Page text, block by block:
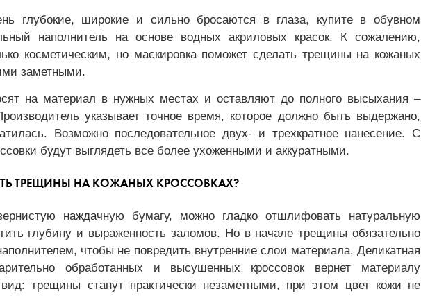
глубокие, широкие и сильно бросаются в глаза, купите в обувном
наполнитель на основе водных акриловых красок. К сожалению,
косметическим, но маскировка поможет сделать трещины на кожаных
заметными.
на материал в нужных местах и оставляют до полного высыхания –
указывает точное время, которое должно быть выдержано,
Возможно последовательное двух- и трехкратное нанесение. С
будут выглядеть все более ухоженными и аккуратными.
ТРЕЩИНЫ НА КОЖАНЫХ КРОССОВКАХ?
наждачную бумагу, можно гладко отшлифовать натуральную
глубину и выраженность заломов. Но в начале трещины обязательно
чтобы не повредить внутренние слои материала. Деликатная
обработанных и высушенных кроссовок вернет материалу
вид: трещины станут практически незаметными, при этом цвет кожи не